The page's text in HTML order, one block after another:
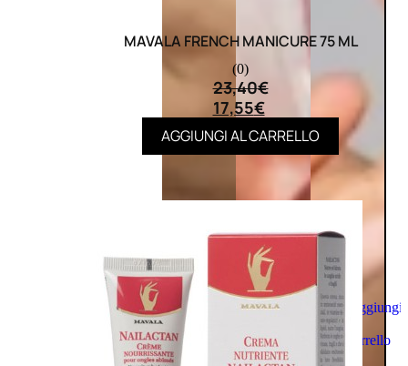
Aggiungi
carrello
MAVALA FRENCH MANICURE 75 ML
(0)
23,40€
17,55€
AGGIUNGI AL CARRELLO